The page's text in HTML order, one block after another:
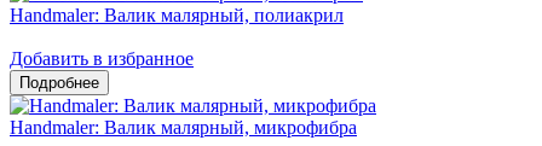
Handmaler: Валик малярный, полиакрил
Добавить в избранное
Handmaler: Валик малярный, микрофибра